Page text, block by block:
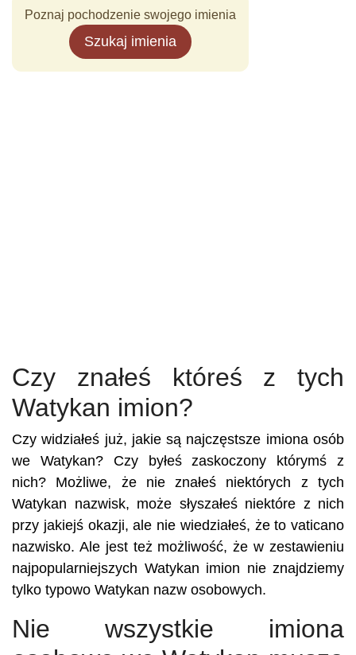
Poznaj pochodzenie swojego imienia
Szukaj imienia
Czy znałeś któreś z tych
Watykan imion?
Czy widziałeś już, jakie są najczęstsze imiona osób
we Watykan? Czy byłeś zaskoczony którymś z
nich? Możliwe, że nie znałeś niektórych z tych
Watykan nazwisk, może słyszałeś niektóre z nich
przy jakiejś okazji, ale nie wiedziałeś, że to vaticano
nazwisko. Ale jest też możliwość, że w zestawieniu
najpopularniejszych Watykan imion nie znajdziemy
tylko typowo Watykan nazw osobowych.
Nie wszystkie imiona